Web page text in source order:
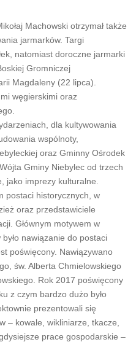
Machowski otrzymał także
jarmarków. Targi
natomiast doroczne jarmarki
Gromniczej
Magdaleny (22 lipca).
węgierskimi oraz
dla kultywowania
wspólnoty,
oraz Gminny Ośrodek
Gminy Niebylec od trzech
jako imprezy kulturalne.
postaci historycznych, w
oraz przedstawiciele
Głównym motywem w
nawiązanie do postaci
poświęcony. Nawiązywano
św. Alberta Chmielowskiego
Rok 2017 poświęcony
z czym bardzo dużo było
prezentowali się
– kowale, wikliniarze, tkacze,
prace gospodarskie –